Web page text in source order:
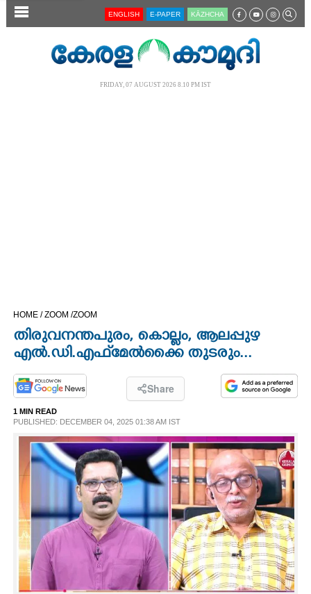
SECTIONS
OPINION
LIFESTYLE
INFO+
ART
ENGLISH E-PAPER KĀZHCHA
FRIDAY, 07 AUGUST 2026 8.10 PM IST
HOME /ZOOM /ZOOM
തിരുവനന്തപുരം, കൊല്ലം, ആലപ്പുഴ
എൽ.ഡി.എഫ് മേൽക്കൈ തുടരും...
Share
1 MIN READ
PUBLISHED: DECEMBER 04, 2025 01:38 AM IST